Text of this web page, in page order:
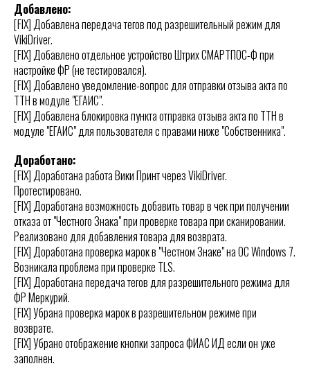
Добавлено:
[FIX] Добавлена передача тегов под разрешительный режим для
VikiDriver.
[FIX] Добавлено отдельное устройство Штрих СМАРТПОС-Ф при
настройке ФР (не тестировался).
[FIX] Добавлено уведомление-вопрос для отправки отзыва акта по
ТТН в модуле "ЕГАИС".
[FIX] Добавлена блокировка пункта отправка отзыва акта по ТТН в
модуле "ЕГАИС" для пользователя с правами ниже "Собственника".
Доработано:
[FIX] Доработана работа Вики Принт через VikiDriver.
Протестировано.
[FIX] Доработана возможность добавить товар в чек при получении
отказа от "Честного Знака" при проверке товара при сканировании.
Реализовано для добавления товара для возврата.
[FIX] Доработана проверка марок в "Честном Знаке" на ОС Windows 7.
Возникала проблема при проверке TLS.
[FIX] Доработана передача тегов для разрешительного режима для
ФР Меркурий.
[FIX] Убрана проверка марок в разрешительном режиме при
возврате.
[FIX] Убрано отображение кнопки запроса ФИАС ИД если он уже
заполнен.